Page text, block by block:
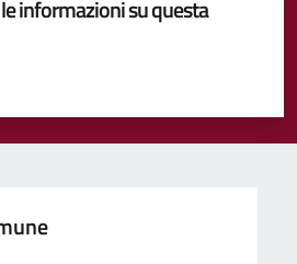
informazioni su questa
stelle su 5
su 5
5